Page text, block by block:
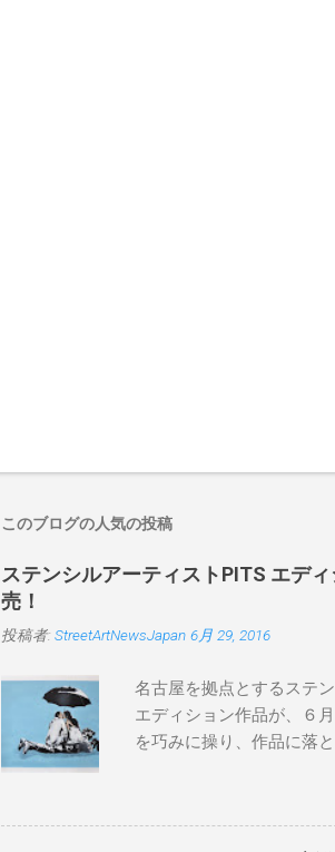
このブログの人気の投稿
ステンシルアーティストPITS エデ
売！
投稿者: StreetArtNewsJapan 6月 29, 2016
名古屋を拠点とするステ
エディション作品が、６
を巧みに操り、作品に落
BLUE/MINT GREEN/
550mm 価格：